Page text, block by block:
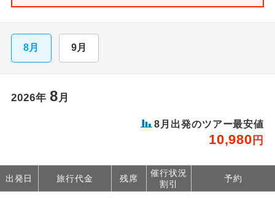
8月 9月
2026年 8月
8 月出発のツアー最安値
10,980 円
出発日 旅行代金 残席
催行状況
割引
予約